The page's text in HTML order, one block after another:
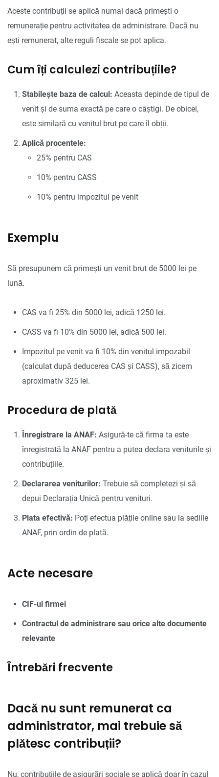
Aceste contribuții se aplică numai dacă primești o
remunerație pentru activitatea de administrare. Dacă nu
ești remunerat, alte reguli fiscale se pot aplica.
Cum îți calculezi contribuțiile?
Stabilește baza de calcul: Aceasta depinde de tipul de
venit și de suma exactă pe care o câștigi. De obicei,
este similară cu venitul brut pe care îl obții.
Aplică procentele:
25% pentru CAS
10% pentru CASS
10% pentru impozitul pe venit
Exemplu
Să presupunem că primești un venit brut de 5000 lei pe
lună.
CAS va fi 25% din 5000 lei, adică 1250 lei.
CASS va fi 10% din 5000 lei, adică 500 lei.
Impozitul pe venit va fi 10% din venitul impozabil
(calculat după deducerea CAS și CASS), să zicem
aproximativ 325 lei.
Procedura de plată
Înregistrare la ANAF: Asigură-te că firma ta este
înregistrată la ANAF pentru a putea declara veniturile și
contribuțiile.
Declararea veniturilor: Trebuie să completezi și să
depui Declarația Unică pentru venituri.
Plata efectivă: Poți efectua plățile online sau la sediile
ANAF, prin ordin de plată.
Acte necesare
CIF-ul firmei
Contractul de administrare sau orice alte documente
relevante
Întrebări frecvente
Dacă nu sunt remunerat ca
administrator, mai trebuie să
plătesc contribuții?
Nu, contribuțiile de asigurări sociale se aplică doar în cazul